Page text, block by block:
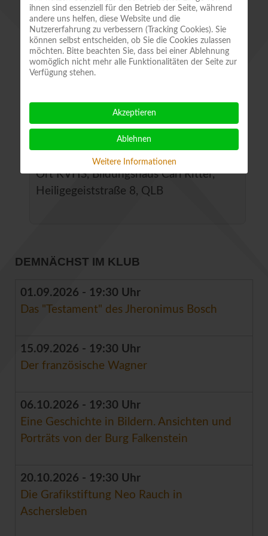
1910 bis 1925, einen breiten Raum ein.
Der Gästeführer Herr Ralf Riediger zeigt
uns, welche Winkel ihrer Heimatstadt
sie besonders inspirierten.
aufgrund einer Erkrankung von Herrn
Schmelz kurzfristig geändert werden
OrtKVHS, Bildungshaus Carl Ritter,
Heiligegeiststraße 8, QLB
DEMNÄCHST IM KLUB
01.09.2026 - 19:30 Uhr
Das "Testament" des Jheronimus Bosch
15.09.2026 - 19:30 Uhr
Der französische Wagner
06.10.2026 - 19:30 Uhr
Eine Geschichte in Bildern. Ansichten und
Porträts von der Burg Falkenstein
20.10.2026 - 19:30 Uhr
Die Grafikstiftung Neo Rauch in
Aschersleben
ihnen sind essenziell für den Betrieb der Seite, während
andere uns helfen, diese Website und die
Nutzererfahrung zu verbessern (Tracking Cookies). Sie
können selbst entscheiden, ob Sie die Cookies zulassen
möchten. Bitte beachten Sie, dass bei einer Ablehnung
womöglich nicht mehr alle Funktionalitäten der Seite zur
Verfügung stehen.
Akzeptieren
Ablehnen
Weitere Informationen